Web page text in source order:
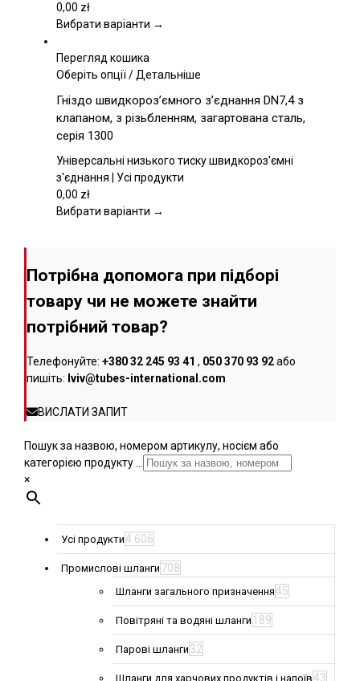
на
товару
0,00 zł
Вибрати варіанти →
Перегляд кошика
Оберіть опціїЦей
має
кілька
Параметри
можна
на
/Детальніше
Гніздо швидкороз’ємного з’єднання DN7,4 з
клапаном, з різьбленням, загартована сталь,
серія 1300
Універсальні низького тиску швидкороз'ємні
з'єднання | Усі продукти
0,00 zł
Вибрати варіанти →
Потрібна допомога при підборі
товару чи не можете знайти
потрібний товар?
Телефонуйте: +380 32 245 93 41 , 050 370 93 92або
пишіть: lviv@tubes-international.com
ВИСЛАТИ ЗАПИТ
Пошук за назвою, номером артикулу, носієм або
категорією продукту ...
×
Усі продукти4 606
Промислові шланги 708
Шланги загального призначення45
Повітряні та водяні шланги 189
Парові шланги 32
Шланги для харчових продуктів і напоїв43